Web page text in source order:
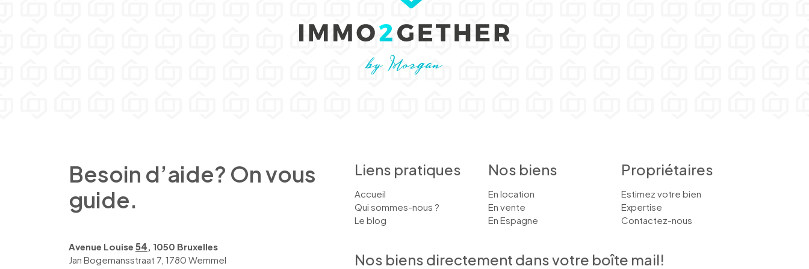
Besoin d’aide? On vous
guide.
Avenue Louise 54, 1050 Bruxelles
Jan Bogemansstraat 7, 1780 Wemmel
Liens pratiques
Accueil
Qui sommes-nous ?
Le blog
Nos biens
En location
En vente
En Espagne
Propriétaires
Estimez votre bien
Expertise
Contactez-nous
Nos biens directement dans votre boîte mail!